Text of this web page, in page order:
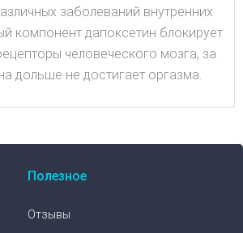
заболеваний внутренних
компонент дапоксетин блокирует
человеческого мозга, за
дольше не достигает оргазма.
Полезное
Отзывы